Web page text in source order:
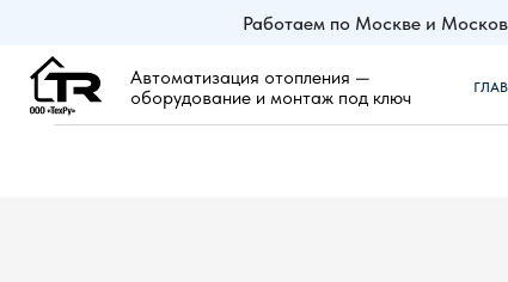
Работаем по Москве и
Автоматизация отопления —
оборудование и монтаж под ключ